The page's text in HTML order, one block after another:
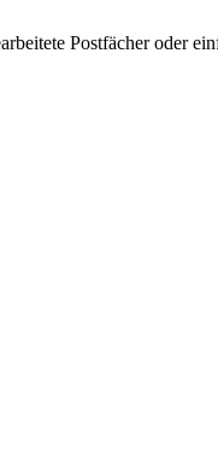
Postfächer oder